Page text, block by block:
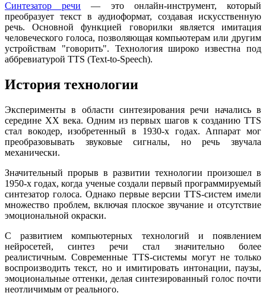
Синтезатор речи — это онлайн-инструмент, который
преобразует текст в аудиоформат, создавая искусственную
речь. Основной функцией говорилки является имитация
человеческого голоса, позволяющая компьютерам или другим
устройствам "говорить". Технология широко известна под
аббревиатурой TTS (Text-to-Speech).
История технологии
Эксперименты в области синтезирования речи начались в
середине XX века. Одним из первых шагов к созданию TTS
стал вокодер, изобретенный в 1930-х годах. Аппарат мог
преобразовывать звуковые сигналы, но речь звучала
механически.
Значительный прорыв в развитии технологии произошел в
1950-х годах, когда ученые создали первый программируемый
синтезатор голоса. Однако первые версии TTS-систем имели
множество проблем, включая плоское звучание и отсутствие
эмоциональной окраски.
С развитием компьютерных технологий и появлением
нейросетей, синтез речи стал значительно более
реалистичным. Современные TTS-системы могут не только
воспроизводить текст, но и имитировать интонации, паузы,
эмоциональные оттенки, делая синтезированный голос почти
неотличимым от реального.